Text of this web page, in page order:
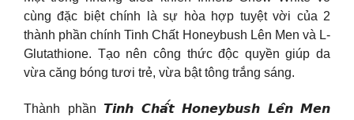
cùng đặc biệt chính là sự hòa hợp tuyệt vời của 2
thành phần chính Tinh Chất Honeybush Lên Men và L-
Glutathione. Tạo nên công thức độc quyền giúp da
vừa căng bóng tươi trẻ, vừa bật tông trắng sáng.
Thành phần 𝙏𝙞𝙣𝙝 𝘾𝙝𝙖̂́𝙩 𝙃𝙤𝙣𝙚𝙮𝙗𝙪𝙨𝙝 𝙇𝙚̂𝙣 𝙈𝙚𝙣